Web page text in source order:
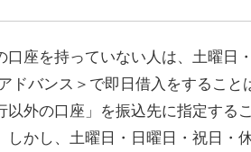
口座を持っていない人は、土曜日
ドバンス＞で即日借入をすること
以外の口座」を振込先に指定する
しかし、土曜日・日曜日・祝日・